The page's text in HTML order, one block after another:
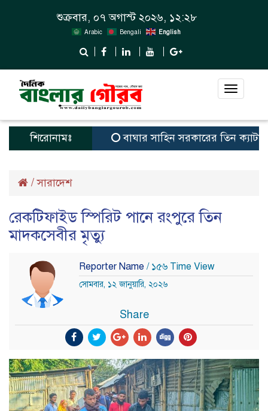
শুক্রবার, ০৭ অগাস্ট ২০২৬, ১২:২৮
Arabic Bengali English
Toggle
শিরোনামঃ বাঘার সাহিন সরকারের তিন
/সারাদেশ
রেকটিফাইড স্পিরিট পানে রংপুরে তিন
মাদকসেবীর মৃত্যু
Reporter Name / ১৫৬ Time View
সোমবার, ১২ জানুয়ারি, ২০২৬
Share